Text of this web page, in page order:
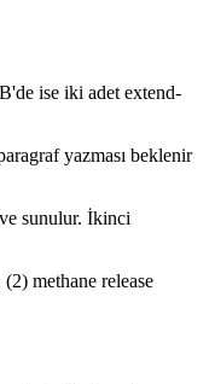
ise iki adet extend-
yazması beklenir
sunulur. İkinci
methane release